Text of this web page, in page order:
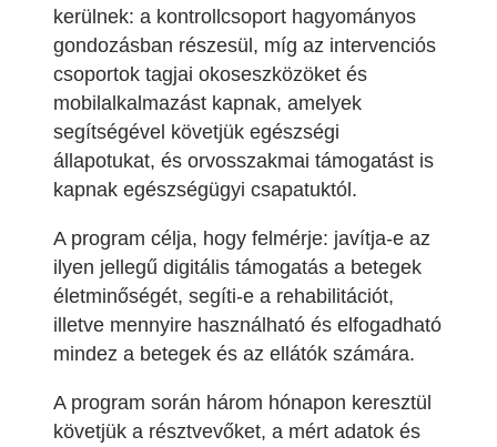
kerülnek: a kontrollcsoport hagyományos
gondozásban részesül, míg az intervenciós
csoportok tagjai okoseszközöket és
mobilalkalmazást kapnak, amelyek
segítségével követjük egészségi
állapotukat, és orvosszakmai támogatást is
kapnak egészségügyi csapatuktól.
A program célja, hogy felmérje: javítja-e az
ilyen jellegű digitális támogatás a betegek
életminőségét, segíti-e a rehabilitációt,
illetve mennyire használható és elfogadható
mindez a betegek és az ellátók számára.
A program során három hónapon keresztül
követjük a résztvevőket, a mért adatok és